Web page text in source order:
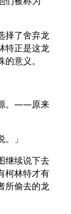
择了舍弃龙
特正是这龙
意义。
源。――原来
」
继续说下去
柯林特才有
所偷去的龙